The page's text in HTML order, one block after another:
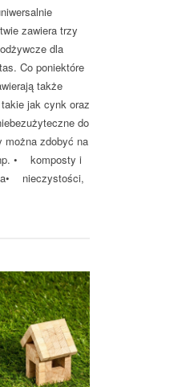
zawiera trzy
dla
Co poniektóre
także
jak cynk oraz
do
można zdobyć na
• komposty i
nieczystości,